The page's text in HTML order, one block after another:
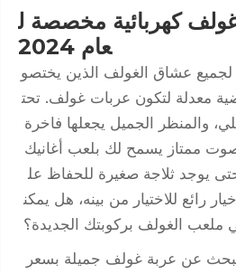
غولف كهربائية مخصصة ل
عام 2024
لجميع عشاق الغولف الذين يختصو
معدلة لتكون عربات غولف. تحت
والمنظر الجميل يجعلها فاخرة
ممتاز يسمح لك بلعب أغانيك
يوجد ثلاجة صغيرة للحفاظ عل
رائع للاختيار من بينه، هل يمكن
الغولف بركوبتك الجديدة؟
تبحث عن عربة غولف جميلة بسعر